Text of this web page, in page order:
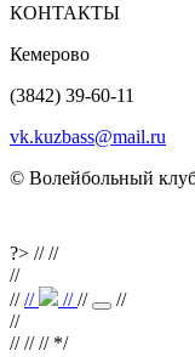
КОНТАКТЫ
Кемерово
(3842) 39-60-11
vk.kuzbass@mail.ru
© Волейбольный
?> ////
//
//// ////
//
//
//// // */